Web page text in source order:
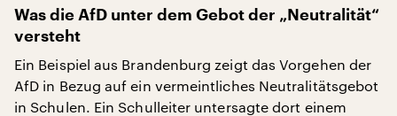
Was die AfD unter dem Gebot der „Neutralität“
versteht
Ein Beispiel aus Brandenburg zeigt das Vorgehen der
AfD in Bezug auf ein vermeintliches Neutralitätsgebot
in Schulen. Ein Schulleiter untersagte dort einem